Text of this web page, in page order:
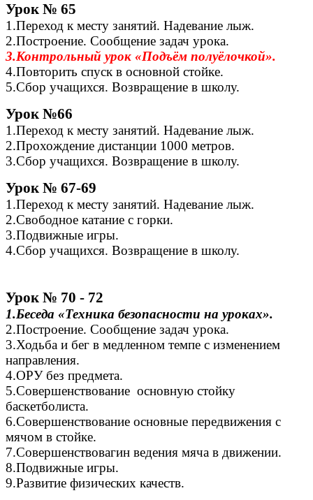
Урок № 65
1.Переход к месту занятий. Надевание лыж.
2.Построение. Сообщение задач урока.
3.Контрольный урок «Подъём полуёлочкой».
4.Повторить спуск в основной стойке.
5.Сбор учащихся. Возвращение в школу.
Урок №66
1.Переход к месту занятий. Надевание лыж.
2.Прохождение дистанции 1000 метров.
3.Сбор учащихся. Возвращение в школу.
Урок № 67-69
1.Переход к месту занятий. Надевание лыж.
2.Свободное катание с горки.
3.Подвижные игры.
4.Сбор учащихся. Возвращение в школу.
Урок № 70 - 72
1.Беседа «Техника безопасности на уроках».
2.Построение. Сообщение задач урока.
3.Ходьба и бег в медленном темпе с изменением
направления.
4.ОРУ без предмета.
5.Совершенствование основную стойку
баскетболиста.
6.Совершенствование основные передвижения с
мячом в стойке.
7.Совершенствовагин ведения мяча в движении.
8.Подвижные игры.
9.Развитие физических качеств.